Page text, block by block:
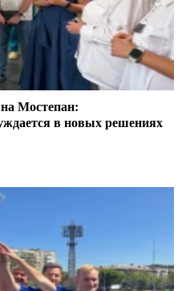
Мостепан:
в новых решениях